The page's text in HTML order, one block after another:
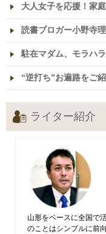
大人女子を応援！家
読書ブロガー小野寺
駐在マダム、モラハ
“逆打ち”お遍路をご
ライター紹介
山形をベースに全国で
のことはシンプルに前